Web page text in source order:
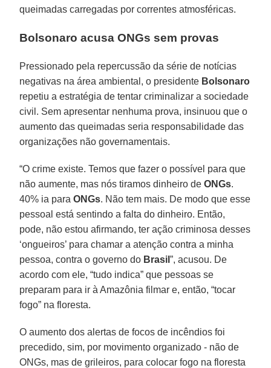
queimadas carregadas por correntes atmosféricas.
Bolsonaro acusa ONGs sem provas
Pressionado pela repercussão da série de notícias
negativas na área ambiental, o presidente Bolsonaro
repetiu a estratégia de tentar criminalizar a sociedade
civil. Sem apresentar nenhuma prova, insinuou que o
aumento das queimadas seria responsabilidade das
organizações não governamentais.
“O crime existe. Temos que fazer o possível para que
não aumente, mas nós tiramos dinheiro deONGs.
40% ia paraONGs. Não tem mais. De modo que esse
pessoal está sentindo a falta do dinheiro. Então,
pode, não estou afirmando, ter ação criminosa desses
‘ongueiros’ para chamar a atenção contra a minha
pessoa, contra o governo do Brasil”, acusou. De
acordo com ele, “tudo indica” que pessoas se
preparam para ir à Amazônia filmar e, então, “tocar
fogo” na floresta.
O aumento dos alertas de focos de incêndios foi
precedido, sim, por movimento organizado - não de
ONGs, mas de grileiros, para colocar fogo na floresta